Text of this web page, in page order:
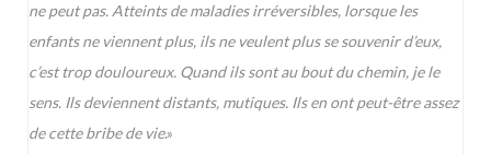
ne peut pas. Atteints de maladies irréversibles, lorsque les
enfants ne viennent plus, ils ne veulent plus se souvenir d’eux,
c’est trop douloureux. Quand ils sont au bout du chemin, je le
sens. Ils deviennent distants, mutiques. Ils en ont peut-être assez
de cette bribe de vie.»